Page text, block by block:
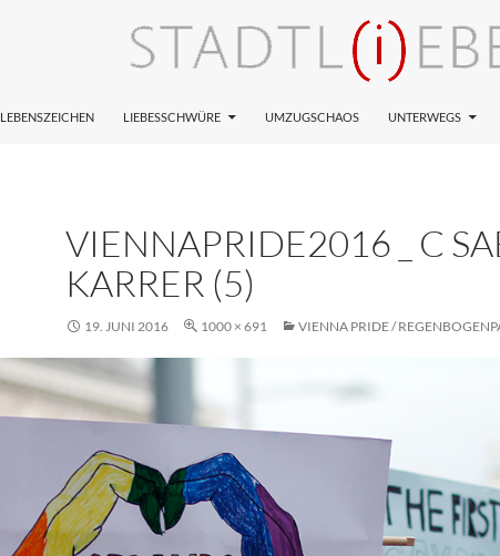
LEBENSZEICHEN LIEBESSCHWÜRE UMZUGSCHAOS UNTERWEGS
VIENNAPRIDE2016 _ C
KARRER (5)
19. JUNI 2016 1000 × 691 VIENNA PRIDE /